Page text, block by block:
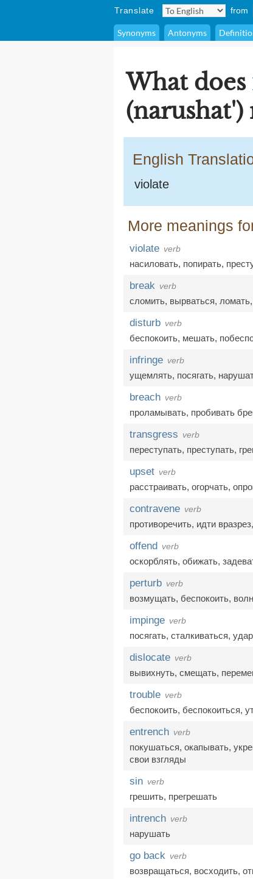
Translate from
Synonyms Antonyms
What does
(narushat')
English
violate
More meanings
violate verb
насиловать, попирать,
break verb
сломить, вырваться, ломать,
disturb verb
беспокоить, мешать,
infringe verb
ущемлять, посягать,
breach verb
проламывать, пробивать
transgress verb
переступать, преступать,
upset verb
расстраивать, огорчать,
contravene verb
противоречить, идти вразрез,
offend verb
оскорблять, обижать,
perturb verb
возмущать, беспокоить,
impinge verb
посягать, сталкиваться,
dislocate verb
вывихнуть, смещать,
trouble verb
беспокоить, беспокоиться,
entrench verb
покушаться, окапывать,
свои взгляды
sin verb
грешить, прегрешать
intrench verb
нарушать
go back verb
возвращаться, восходить,